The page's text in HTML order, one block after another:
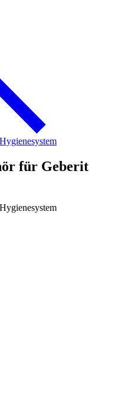
für Geberit